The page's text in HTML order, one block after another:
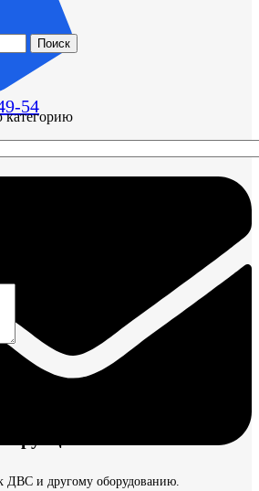
54
Поиск
вам помочь.
деталей
ДВС и другому оборудованию.